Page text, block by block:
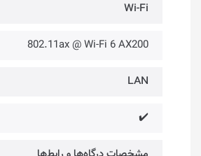
Wi-Fi
802.11ax @ Wi-Fi 6 AX200
LAN
✔️